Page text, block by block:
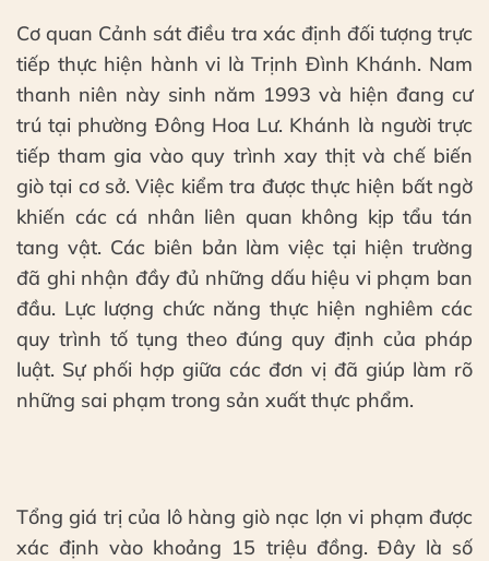
Cơ quan Cảnh sát điều tra xác định đối tượng trực
tiếp thực hiện hành vi là Trịnh Đình Khánh. Nam
thanh niên này sinh năm 1993 và hiện đang cư
trú tại phường Đông Hoa Lư. Khánh là người trực
tiếp tham gia vào quy trình xay thịt và chế biến
giò tại cơ sở. Việc kiểm tra được thực hiện bất ngờ
khiến các cá nhân liên quan không kịp tẩu tán
tang vật. Các biên bản làm việc tại hiện trường
đã ghi nhận đầy đủ những dấu hiệu vi phạm ban
đầu. Lực lượng chức năng thực hiện nghiêm các
quy trình tố tụng theo đúng quy định của pháp
luật. Sự phối hợp giữa các đơn vị đã giúp làm rõ
những sai phạm trong sản xuất thực phẩm.
Tổng giá trị của lô hàng giò nạc lợn vi phạm được
xác định vào khoảng 15 triệu đồng. Đây là số